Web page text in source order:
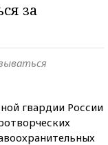
за
гвардии России